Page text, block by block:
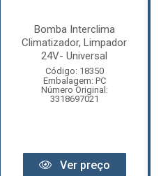
Bomba Interclima
Climatizador, Limpador
24V- Universal
Código: 18350
Embalagem: PC
Número Original:
3318697021
Ver preço